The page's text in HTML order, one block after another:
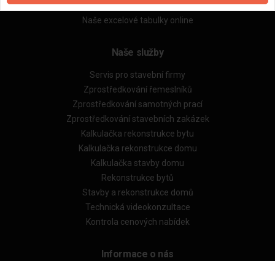
Reference
Naše excelové tabulky online
Naše služby
Servis pro stavební firmy
Zprostředkování řemeslníků
Zprostředkování samotných prací
Zprostředkování stavebních zakázek
Kalkulačka rekonstrukce bytu
Kalkulačka rekonstrukce domu
Kalkulačka stavby domu
Rekonstrukce bytů
Stavby a rekonstrukce domů
Technická videokonzultace
Kontrola cenových nabídek
Informace o nás